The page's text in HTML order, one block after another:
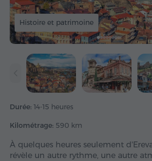
Histoire et patrimoine
Durée: 14-15 heures
Kilométrage: 590 km
À quelques heures seulement
révèle un autre rythme, une autre